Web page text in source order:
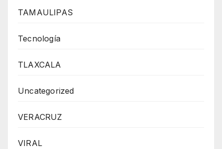
TAMAULIPAS
Tecnología
TLAXCALA
Uncategorized
VERACRUZ
VIRAL